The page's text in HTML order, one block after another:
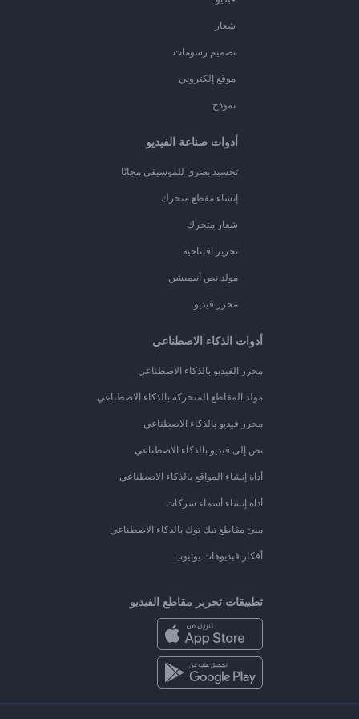
شعار
تصميم رسومات
موقع إلكتروني
نموذج
أدوات صناعة الفيديو
تجسيد بصري للموسيقى مجانًا
إنشاء مقطع متحرك
شعار متحرك
تحرير افتتاحية
مولد نص أنيميشن
محرر فيديو
أدوات الذكاء الاصطناعي
محرر الفيديو بالذكاء الاصطناعي
مولد المقاطع المتحركة بالذكاء الاصطناعي
محرر فيديو بالذكاء الاصطناعي
نص إلى فيديو بالذكاء الاصطناعي
أداة إنشاء المواقع بالذكاء الاصطناعي
أداة إنشاء أسماء شركات
منئ مقاطع تيك توك بالذكاء الاصطناعي
أفكار فيديوهات يوتيوب
تطبيقات تحرير مقاطع الفيديو